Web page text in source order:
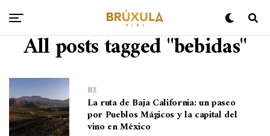
All posts tagged "bebidas"
MX
La ruta de Baja California: un paseo
por Pueblos Mágicos y la capital del
vino en México